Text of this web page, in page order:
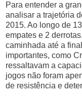
Para entender a
analisar a trajetória
2015. Ao longo de
empates e 2
caminhada até a
importantes, como
ressaltavam a
jogos não foram
de resistência e